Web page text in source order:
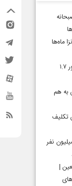
درست کنم؟ معرفی ۳۰ صبحانه
ماه‌ها
ثبت‌نام ۲.۵ میلیون زائر در سماح | عبور ۱.۷
به هم
تکلیف
در ایران | بیش از ۱۰.۵ میلیون نفر
|